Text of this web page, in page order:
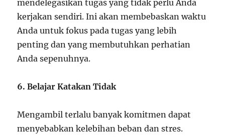
mendelegasikan tugas yang tidak perlu Anda
kerjakan sendiri. Ini akan membebaskan waktu
Anda untuk fokus pada tugas yang lebih
penting dan yang membutuhkan perhatian
Anda sepenuhnya.
6. Belajar Katakan Tidak
Mengambil terlalu banyak komitmen dapat
menyebabkan kelebihan beban dan stres.